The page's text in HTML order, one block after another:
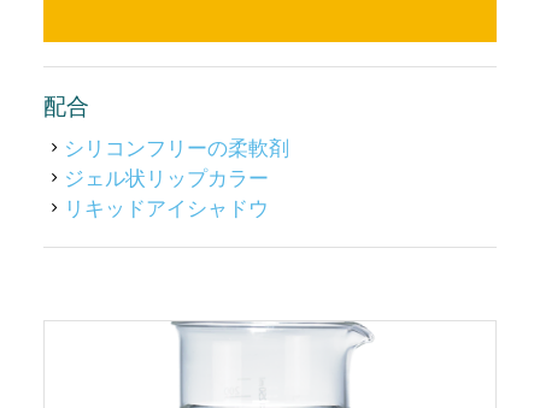
配合
シリコンフリーの柔軟剤
ジェル状リップカラー
リキッドアイシャドウ